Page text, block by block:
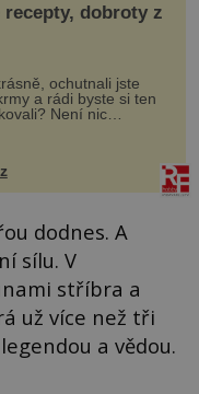
recepty, dobroty z
ochutnali jste
a rádi byste si ten
Není nic
(10 porcí)
na dovolené v
lze ji vi...
dodnes. A
sílu. V
stříbra a
už více než tři
a vědou.